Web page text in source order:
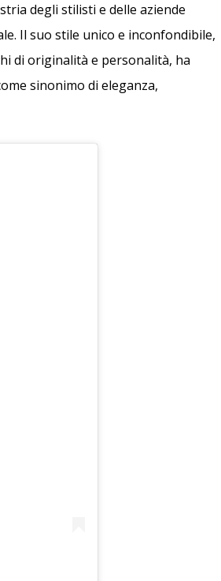
degli stilisti e delle aziende
Il suo stile unico e inconfondibile,
di originalità e personalità, ha
sinonimo di eleganza,